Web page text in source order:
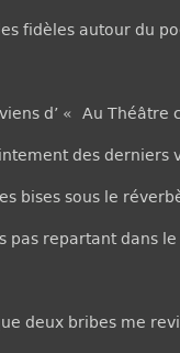
fidèles autour du
d’ « Au Théâtre
des derniers
bises sous le
pas repartant dans le
deux bribes me